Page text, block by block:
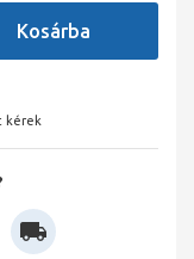
kérek